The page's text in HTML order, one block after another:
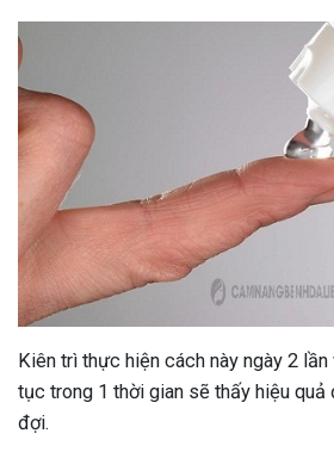
Kiên trì thực hiện cách này ngày 2
tục trong 1 thời gian sẽ thấy hiệu quả
đợi.